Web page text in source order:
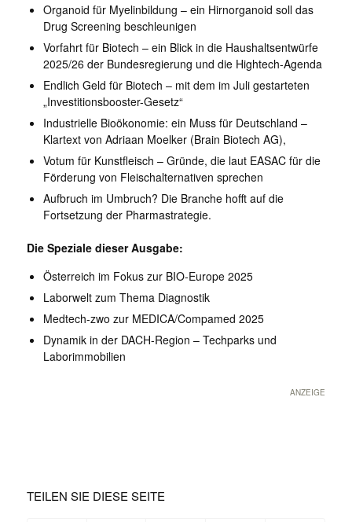
Organoid für Myelinbildung – ein Hirnorganoid soll das
Drug Screening beschleunigen
Vorfahrt für Biotech – ein Blick in die Haushaltsentwürfe
2025/26 der Bundesregierung und die Hightech-Agenda
Endlich Geld für Biotech – mit dem im Juli gestarteten
„Investitionsbooster-Gesetz“
Industrielle Bioökonomie: ein Muss für Deutschland –
Klartext von Adriaan Moelker (Brain Biotech AG),
Votum für Kunstfleisch – Gründe, die laut EASAC für die
Förderung von Fleischalternativen sprechen
Aufbruch im Umbruch? Die Branche hofft auf die
Fortsetzung der Pharmastrategie.
Die Speziale dieser Ausgabe:
Österreich im Fokus zur BIO-Europe 2025
Laborwelt zum Thema Diagnostik
Medtech-zwo zur MEDICA/Compamed 2025
Dynamik in der DACH-Region – Techparks und
Laborimmobilien
ANZEIGE
TEILEN SIE DIESE SEITE